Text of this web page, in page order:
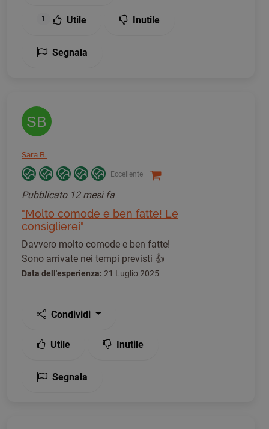
1 Utile Inutile
Segnala
SB
Sara B.
Eccellente
Pubblicato 12 mesi fa
"Molto comode e ben fatte! Le
consiglierei"
Davvero molto comode e ben fatte!
Sono arrivate nei tempi previsti 👍
Data dell'esperienza: 21 Luglio 2025
Condividi
Utile Inutile
Segnala